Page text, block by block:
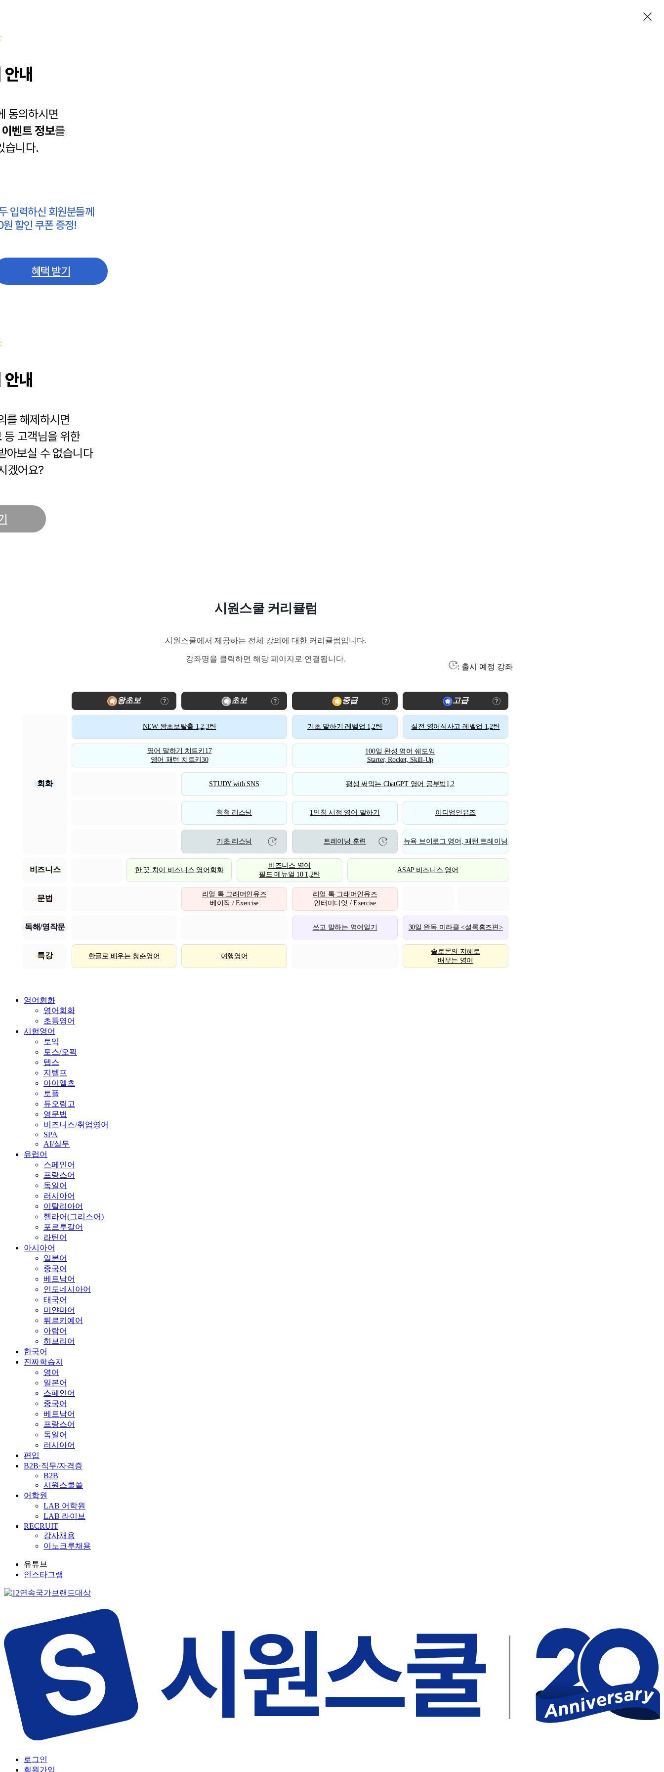
내
동의하시면
이벤트 정보를
습니다.
입력하신 회원분들께
할인 쿠폰 증정!
혜택 받기
내
를 해제하시면
등 고객님을 위한
아보실 수 없습니다
겠어요?
시원스쿨 커리큘럼
시원스쿨에서 제공하는 전체 강의에 대한 커리큘럼입니다.
강좌명을 클릭하면 해당 페이지로 연결됩니다.
: 출시 예정 강좌
왕초보 초보 중급 고급
회화
NEW 왕초보탈출 1,2,3탄 기초 말하기 레벨업 1,2탄 실전 영어식사고 레벨업 1,2탄
영어 말하기 치트키17
영어 패턴 치트키30
100일 완성 영어 쉐도잉
Starter, Rocket, Skill-Up
STUDY with SNS 평생 써먹는 ChatGPT 영어 공부법1,2
척척 리스닝 1인칭 시점 영어 말하기 이디엄인유즈
기초 리스닝 트레이닝 훈련 뉴욕 브이로그 영어, 패턴 트레이닝
비즈니스 한 끗 차이 비즈니스 영어회화
비즈니스 영어
필드 메뉴얼 10 1,2탄
ASAP 비즈니스 영어
문법
리얼 톡 그래머인유즈
베이직 / Exercise
리얼 톡 그래머인유즈
인터미디엇 / Exercise
독해/영작문 쓰고 말하는 영어일기 30일 완독 미라클 <셜록홈즈편>
특강 한글로 배우는 청춘영어 여행영어
솔로몬의 지혜로
배우는 영어
영어회화
영어회화
초등영어
시험영어
토익
토스/오픽
텝스
지텔프
아이엘츠
토플
듀오링고
영문법
비즈니스/취업영어
SPA
AI/실무
유럽어
스페인어
프랑스어
독일어
러시아어
이탈리아어
헬라어(그리스어)
포르투갈어
라틴어
아시아어
일본어
중국어
베트남어
인도네시아어
태국어
미얀마어
튀르키예어
아랍어
히브리어
한국어
진짜학습지
영어
일본어
스페인어
중국어
베트남어
프랑스어
독일어
러시아어
편입
B2B·직무/자격증
B2B
시원스쿨쓸
어학원
LAB 어학원
LAB 라이브
RECRUIT
강사채용
이노크루채용
유튜브
인스타그램
로그인
회원가입